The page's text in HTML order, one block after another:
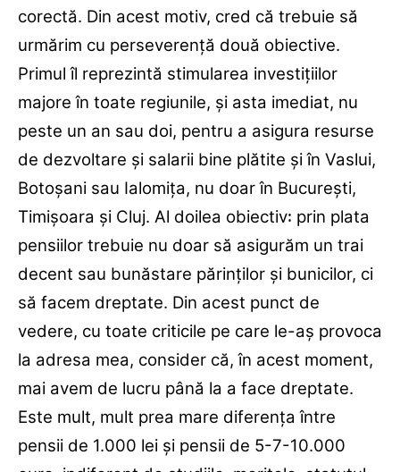
corectă. Din acest motiv, cred că trebuie să
urmărim cu perseverenţă două obiective.
Primul îl reprezintă stimularea investiţiilor
majore în toate regiunile, şi asta imediat, nu
peste un an sau doi, pentru a asigura resurse
de dezvoltare şi salarii bine plătite şi în Vaslui,
Botoşani sau Ialomiţa, nu doar în Bucureşti,
Timişoara şi Cluj. Al doilea obiectiv꞉ prin plata
pensiilor trebuie nu doar să asigurăm un trai
decent sau bunăstare părinţilor şi bunicilor, ci
să facem dreptate. Din acest punct de
vedere, cu toate criticile pe care le-aş provoca
la adresa mea, consider că, în acest moment,
mai avem de lucru până la a face dreptate.
Este mult, mult prea mare diferenţa între
pensii de 1.000 lei şi pensii de 5-7-10.000